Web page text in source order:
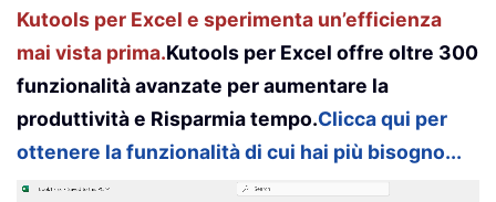
Kutools per Excel e sperimenta un’efficienza
mai vista prima.Kutools per Excel offre oltre 300
funzionalità avanzate per aumentare la
produttività e Risparmia tempo.Clicca qui per
ottenere la funzionalità di cui hai più bisogno...